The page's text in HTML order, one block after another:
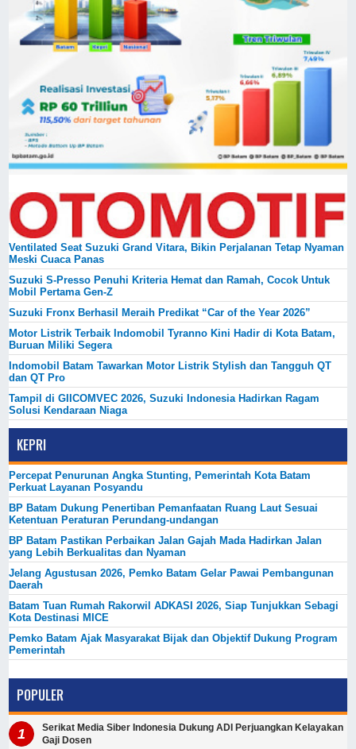
Ventilated Seat Suzuki Grand Vitara, Bikin Perjalanan Tetap Nyaman
Meski Cuaca Panas
Suzuki S-Presso Penuhi Kriteria Hemat dan Ramah, Cocok Untuk
Mobil Pertama Gen-Z
Suzuki Fronx Berhasil Meraih Predikat “Car of the Year 2026”
Motor Listrik Terbaik Indomobil Tyranno Kini Hadir di Kota Batam,
Buruan Miliki Segera
Indomobil Batam Tawarkan Motor Listrik Stylish dan Tangguh QT
dan QT Pro
Tampil di GIICOMVEC 2026, Suzuki Indonesia Hadirkan Ragam
Solusi Kendaraan Niaga
KEPRI
Percepat Penurunan Angka Stunting, Pemerintah Kota Batam
Perkuat Layanan Posyandu
BP Batam Dukung Penertiban Pemanfaatan Ruang Laut Sesuai
Ketentuan Peraturan Perundang-undangan
BP Batam Pastikan Perbaikan Jalan Gajah Mada Hadirkan Jalan
yang Lebih Berkualitas dan Nyaman
Jelang Agustusan 2026, Pemko Batam Gelar Pawai Pembangunan
Daerah
Batam Tuan Rumah Rakorwil ADKASI 2026, Siap Tunjukkan Sebagi
Kota Destinasi MICE
Pemko Batam Ajak Masyarakat Bijak dan Objektif Dukung Program
Pemerintah
POPULER
Serikat Media Siber Indonesia Dukung ADI Perjuangkan Kelayakan
Gaji Dosen